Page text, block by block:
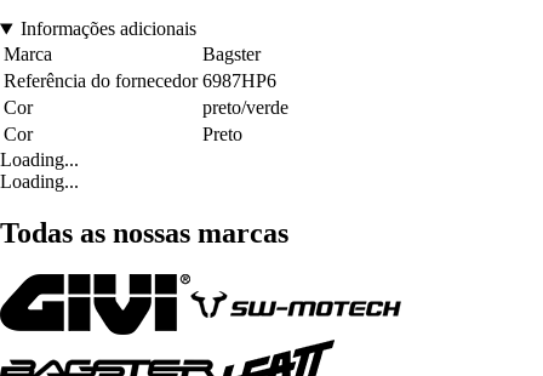
Informações adicionais
Marca
Bagster
Referência do fornecedor 6987HP6
Cor
preto/verde
Cor
Preto
Loading...
Loading...
Todas as nossas marcas